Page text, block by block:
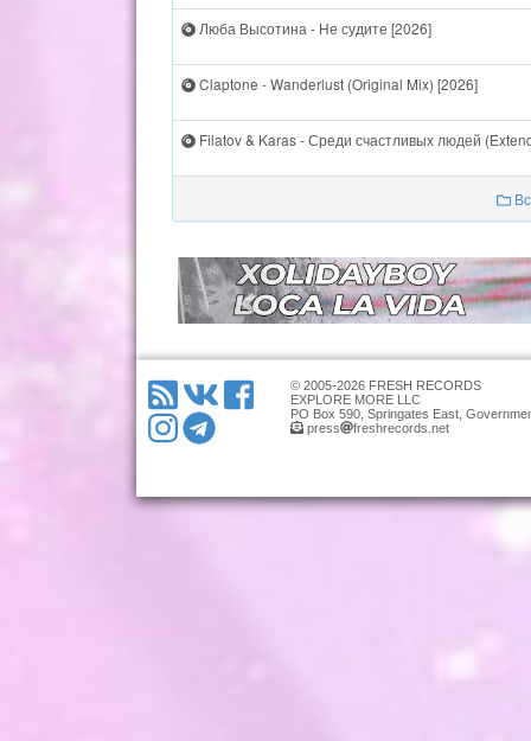
Люба Высотина - Не судите [2026]
Claptone - Wanderlust (Original Mix) [2026]
Filatov & Karas - Среди счастливых людей
© 2005-2026 FRESH RECORDS
EXPLORE MORE LLC
PO Box 590, Springates East,
press
freshrecords.net